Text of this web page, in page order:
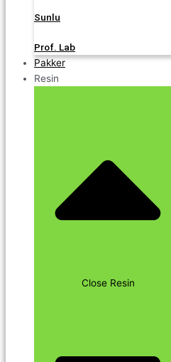
Sunlu
Prof. Lab
Pakker
Resin
Close Resin